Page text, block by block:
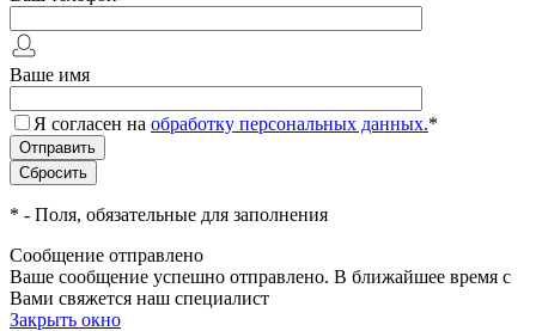
Ваше имя
Я согласен на обработку персональных данных.*
* - Поля, обязательные для заполнения
Сообщение отправлено
Ваше сообщение успешно отправлено. В ближайшее время с
Вами свяжется наш специалист
Закрыть окно